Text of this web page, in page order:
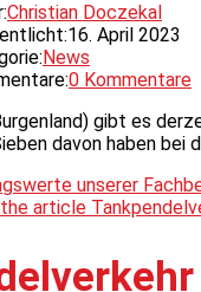
Christian Doczekal
16. April 2023
News
0 Kommentare
gibt es
davon haben bei
unserer